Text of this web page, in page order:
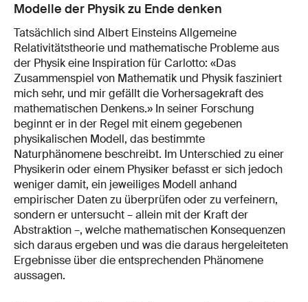
Modelle der Physik zu Ende denken
Tatsächlich sind Albert Einsteins Allgemeine
Relativitätstheorie und mathematische Probleme aus
der Physik eine Inspiration für Carlotto: «Das
Zusammenspiel von Mathematik und Physik fasziniert
mich sehr, und mir gefällt die Vorhersagekraft des
mathematischen Denkens.» In seiner Forschung
beginnt er in der Regel mit einem gegebenen
physikalischen Modell, das bestimmte
Naturphänomene beschreibt. Im Unterschied zu einer
Physikerin oder einem Physiker befasst er sich jedoch
weniger damit, ein jeweiliges Modell anhand
empirischer Daten zu überprüfen oder zu verfeinern,
sondern er untersucht – allein mit der Kraft der
Abstraktion –, welche mathematischen Konsequenzen
sich daraus ergeben und was die daraus hergeleiteten
Ergebnisse über die entsprechenden Phänomene
aussagen.